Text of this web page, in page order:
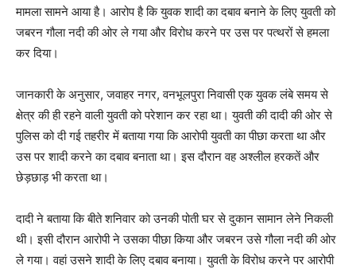
मामला सामने आया है। आरोप है कि युवक शादी का दबाव बनाने के लिए युवती को
जबरन गौला नदी की ओर ले गया और विरोध करने पर उस पर पत्थरों से हमला
कर दिया।
जानकारी के अनुसार, जवाहर नगर, वनभूलपुरा निवासी एक युवक लंबे समय से
क्षेत्र की ही रहने वाली युवती को परेशान कर रहा था। युवती की दादी की ओर से
पुलिस को दी गई तहरीर में बताया गया कि आरोपी युवती का पीछा करता था और
उस पर शादी करने का दबाव बनाता था। इस दौरान वह अश्लील हरकतें और
छेड़छाड़ भी करता था।
दादी ने बताया कि बीते शनिवार को उनकी पोती घर से दुकान सामान लेने निकली
थी। इसी दौरान आरोपी ने उसका पीछा किया और जबरन उसे गौला नदी की ओर
ले गया। वहां उसने शादी के लिए दबाव बनाया। युवती के विरोध करने पर आरोपी